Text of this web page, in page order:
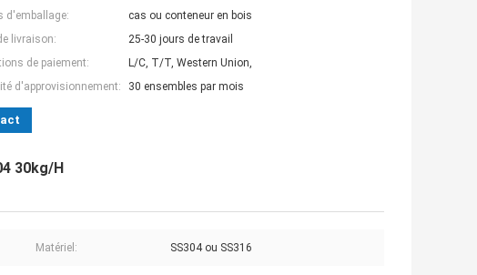
d'emballage:
cas ou conteneur en bois
livraison:
25-30 jours de travail
de paiement:
L/C, T/T, Western Union,
d'approvisionnement:
30 ensembles par mois
30kg/H
Matériel: SS304 ou SS316